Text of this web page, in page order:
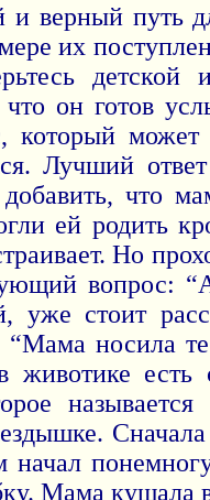
верный путь
их
детской
что он готов
который
Лучший
что
ей родить
Но
вопрос:
уже стоит
“Мама носила
есть
начал
Мама кушала